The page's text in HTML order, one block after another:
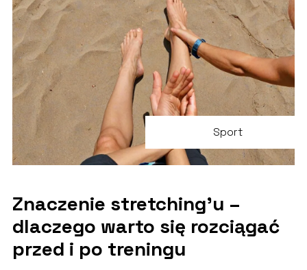
Sport
Znaczenie stretching’u –
dlaczego warto się rozciągać
przed i po treningu